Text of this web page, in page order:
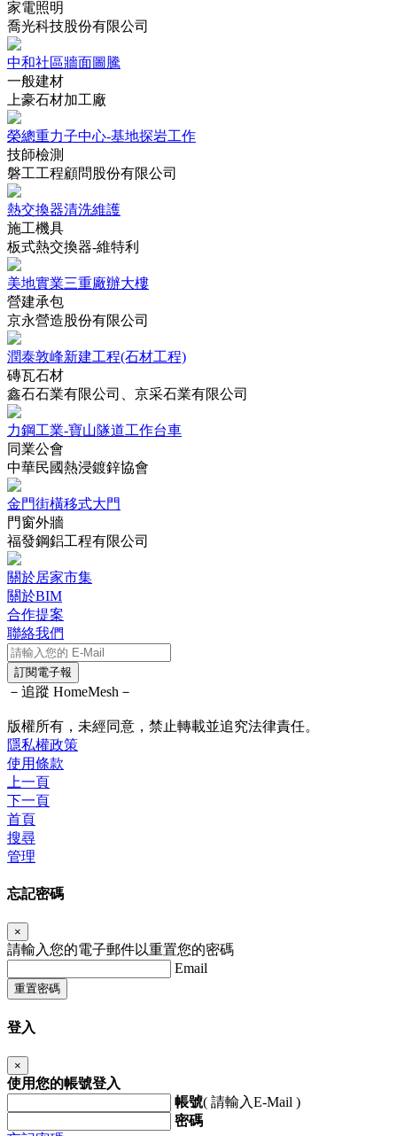
家電照明
喬光科技股份有限公司
中和社區牆面圖騰
一般建材
上豪石材加工廠
榮總重力子中心-基地探岩工作
技師檢測
磐工工程顧問股份有限公司
熱交換器清洗維護
施工機具
板式熱交換器-維特利
美地實業三重廠辦大樓
營建承包
京永營造股份有限公司
潤泰敦峰新建工程(石材工程)
磚瓦石材
鑫石石業有限公司、京采石業有限公司
力鋼工業-寶山隧道工作台車
同業公會
中華民國熱浸鍍鋅協會
金門街橫移式大門
門窗外牆
福發鋼鋁工程有限公司
關於居家市集
關於BIM
合作提案
聯絡我們
訂閱電子報
－追蹤 HomeMesh－
版權所有，未經同意，禁止轉載並追究法律責任。
隱私權政策
使用條款
上一頁
下一頁
首頁
搜尋
管理
忘記密碼
×
請輸入您的電子郵件以重置您的密碼
Email
重置密碼
登入
×
使用您的帳號登入
帳號( 請輸入E-Mail )
密碼